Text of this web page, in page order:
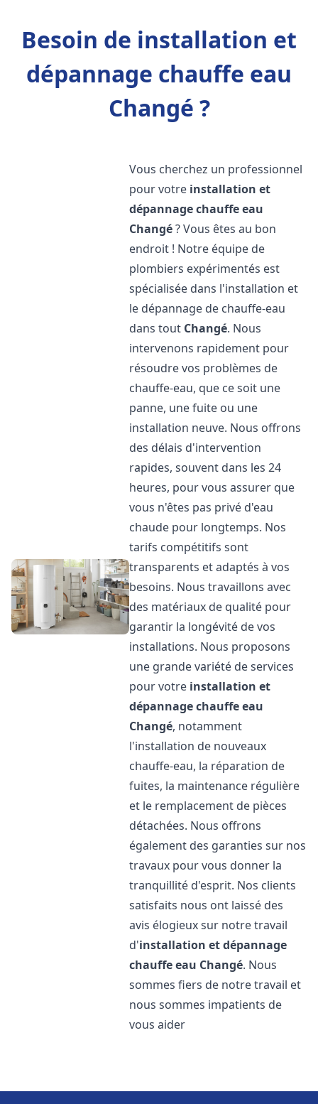
Besoin de installation et
dépannage chauffe eau
Changé ?
Vous cherchez un professionnel
pour votre installation et
dépannage chauffe eau
Changé? Vous êtes au bon
endroit ! Notre équipe de
plombiers expérimentés est
spécialisée dans l'installation et
le dépannage de chauffe-eau
dans tout Changé. Nous
intervenons rapidement pour
résoudre vos problèmes de
chauffe-eau, que ce soit une
panne, une fuite ou une
installation neuve. Nous offrons
des délais d'intervention
rapides, souvent dans les 24
heures, pour vous assurer que
vous n'êtes pas privé d'eau
chaude pour longtemps. Nos
tarifs compétitifs sont
transparents et adaptés à vos
besoins. Nous travaillons avec
des matériaux de qualité pour
garantir la longévité de vos
installations. Nous proposons
une grande variété de services
pour votre installation et
dépannage chauffe eau
Changé, notamment
l'installation de nouveaux
chauffe-eau, la réparation de
fuites, la maintenance régulière
et le remplacement de pièces
détachées. Nous offrons
également des garanties sur nos
travaux pour vous donner la
tranquillité d'esprit. Nos clients
satisfaits nous ont laissé des
avis élogieux sur notre travail
d'installation et dépannage
chauffe eau Changé. Nous
sommes fiers de notre travail et
nous sommes impatients de
vous aider